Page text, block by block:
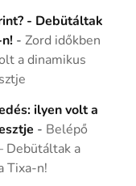
- Debütáltak
-Zord időkben
a dinamikus
ilyen volt a
- Belépő
Debütáltak a
Tixa-n!